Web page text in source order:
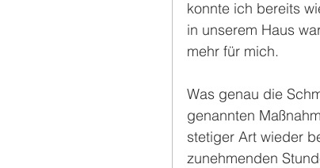
konnte ich bereits
in unserem Haus
mehr für mich.
Was genau die
genannten
stetiger Art wieder
zunehmenden